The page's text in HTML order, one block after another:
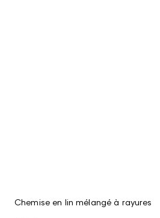
Chemise en lin mélangé à rayures